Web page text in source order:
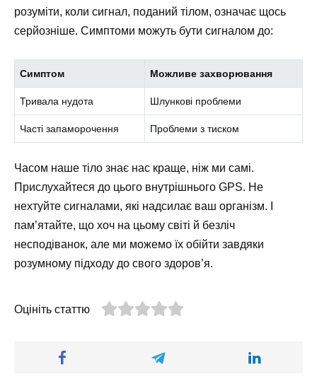
розуміти, коли сигнал, поданий тілом, означає щось
серйозніше. Симптоми можуть бути сигналом до:
Симптом Можливе захворювання
Тривала нудота Шлункові проблеми
Часті запаморочення Проблеми з тиском
Часом наше тіло знає нас краще, ніж ми самі.
Прислухайтеся до цього внутрішнього GPS. Не
нехтуйте сигналами, які надсилає ваш організм. І
пам’ятайте, що хоч на цьому світі й безліч
несподіванок, але ми можемо їх обійти завдяки
розумному підходу до свого здоров’я.
Оцініть статтю